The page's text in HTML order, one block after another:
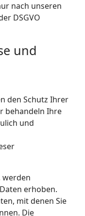
nach unseren
DSGVO
und
den Schutz Ihrer
behandeln Ihre
und
werden
erhoben.
mit denen Sie
Die